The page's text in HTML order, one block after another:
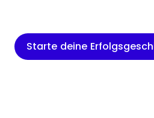
Starte deine